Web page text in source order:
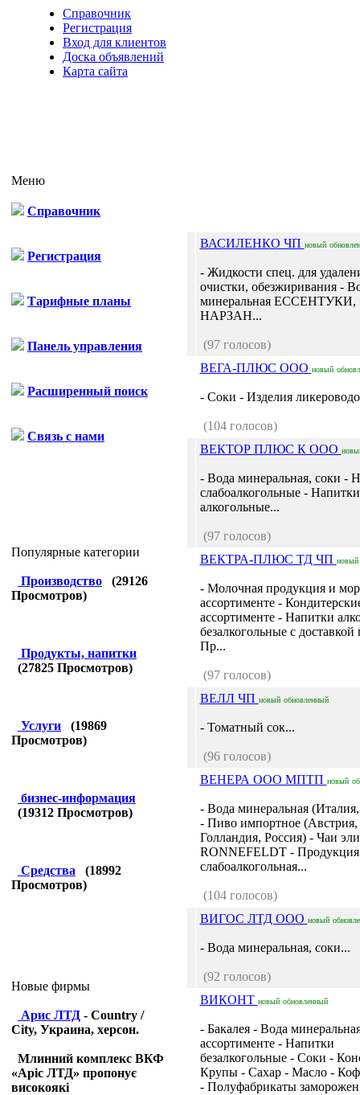
Справочник
Регистрация
Вход для клиентов
Доска объявлений
Карта сайта
Меню
Справочник
Регистрация
Тарифные планы
Панель управления
Расширенный поиск
Связь с нами
Популярные категории
Производство (29126
Просмотров)
Продукты, напитки
(27825 Просмотров)
Услуги (19869
Просмотров)
бизнес-информация
(19312 Просмотров)
Средства (18992
Просмотров)
Новые фирмы
Арис ЛТД - Country /
City, Украина, херсон.
Млинний комплекс ВКФ
«Аріс ЛТД» пропонує
високоякі
ВАСИЛЕНКО ЧП новый
- Жидкости спец. для
очистки, обезжиривания -
минеральная ЕССЕНТУКИ,
НАРЗАН...
(97 голосов)
ВЕГА-ПЛЮС ООО новый
- Соки - Изделия
(104 голосов)
ВЕКТОР ПЛЮС К ООО
- Вода минеральная, соки -
слабоалкогольные - Напитки
алкогольные...
(97 голосов)
ВЕКТРА-ПЛЮС ТД ЧП новый
- Молочная продукция и
ассортименте -
ассортименте - Напитки
безалкогольные с доставкой
Пр...
(97 голосов)
ВЕЛЛ ЧП новый обновленный
- Томатный сок...
(96 голосов)
ВЕНЕРА ООО МПТП новый
- Вода минеральная
- Пиво импортное (Австрия,
Голландия, Россия) - Чаи
RONNEFELDT - Продукция
слабоалкогольная...
(104 голосов)
ВИГОС ЛТД ООО новый
- Вода минеральная, соки...
(92 голосов)
ВИКОНТ новый обновленный
- Бакалея - Вода
ассортименте - Напитки
безалкогольные - Соки -
Крупы - Сахар - Масло -
- Полуфабрикаты